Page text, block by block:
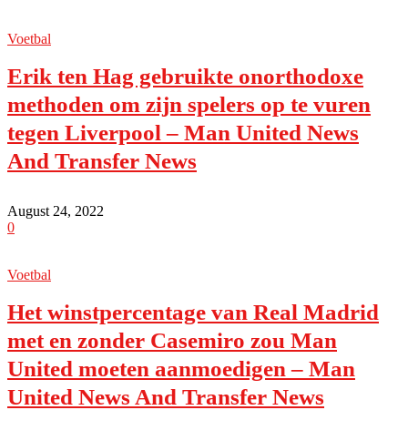
Voetbal
Erik ten Hag gebruikte onorthodoxe
methoden om zijn spelers op te vuren
tegen Liverpool – Man United News
And Transfer News
August 24, 2022
0
Voetbal
Het winstpercentage van Real Madrid
met en zonder Casemiro zou Man
United moeten aanmoedigen – Man
United News And Transfer News